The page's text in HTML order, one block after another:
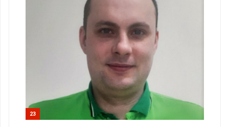
23